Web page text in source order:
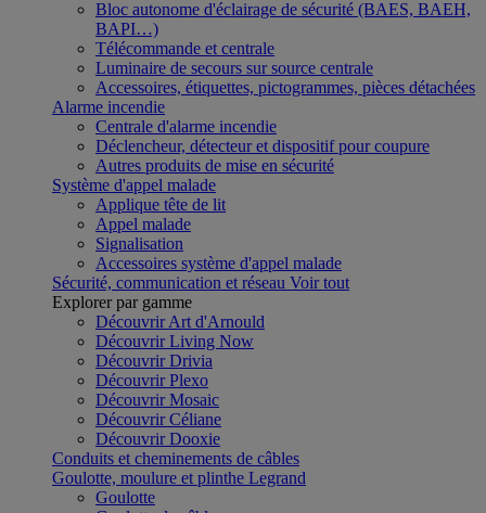
Bloc autonome d'éclairage de sécurité (BAES, BAEH,
BAPI…)
Télécommande et centrale
Luminaire de secours sur source centrale
Accessoires, étiquettes, pictogrammes, pièces détachées
Alarme incendie
Centrale d'alarme incendie
Déclencheur, détecteur et dispositif pour coupure
Autres produits de mise en sécurité
Système d'appel malade
Applique tête de lit
Appel malade
Signalisation
Accessoires système d'appel malade
Sécurité, communication et réseau Voir tout
Explorer par gamme
Découvrir Art d'Arnould
Découvrir Living Now
Découvrir Drivia
Découvrir Plexo
Découvrir Mosaic
Découvrir Céliane
Découvrir Dooxie
Conduits et cheminements de câbles
Goulotte, moulure et plinthe Legrand
Goulotte